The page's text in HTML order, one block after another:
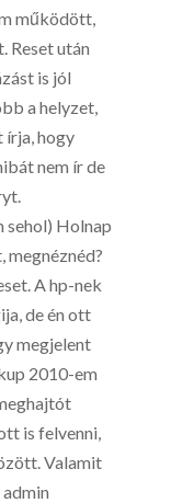
működött,
Reset után
is jól
a helyzet,
írja, hogy
nem ír de
sehol) Holnap
megnéznéd?
A hp-nek
de én ott
megjelent
2010-em
is felvenni,
Valamit